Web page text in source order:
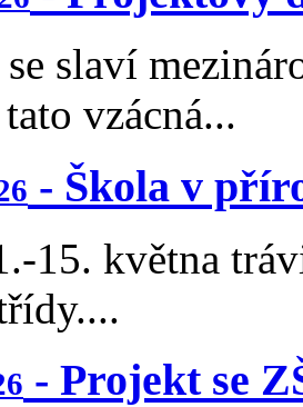
slaví
vzácná...
- Škola v
15. května
- Projekt se